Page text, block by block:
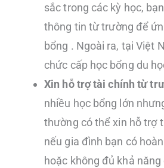
sắc trong các kỳ học,
thông tin từ trường để
bổng . Ngoài ra, tại Việt
chức cấp học bổng du
Xin hỗ trợ tài chính từ
nhiều học bổng lớn
thường có thể xin hỗ trợ
nếu gia đình bạn có
hoặc không đủ khả